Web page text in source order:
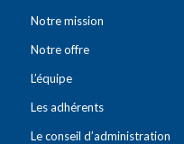
Notre mission
Notre offre
L’équipe
Les adhérents
Le conseil d’administration